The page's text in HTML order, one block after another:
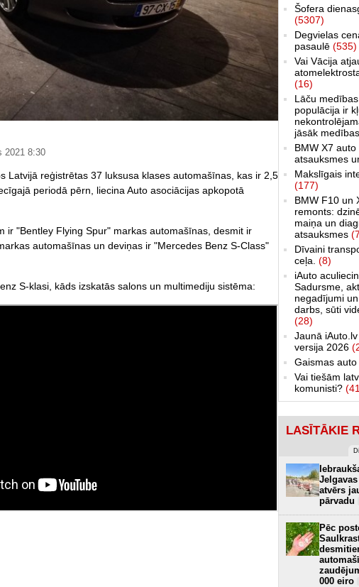
2021 8:30
Latvijā reģistrētas 37 luksusa klases automašīnas, kas ir 2,5
periodā pērn, liecina Auto asociācijas apkopotā
ir "Bentley Flying Spur" markas automašīnas, desmit ir
automašīnas un deviņas ir "Mercedes Benz S-Class"
S-klasi, kāds izskatās salons un multimediju sistēma:
Šofera
(5307)
Degvielas
pasaulē (535)
Vai Vācija
(16)
Lāču
populācija ir
jāsāk
BMW X7 auto
atsauksmes
Makslīgais
(177)
BMW F10 un
remonts:
maiņa un
atsauksmes
Dīvaini
ceļa. (8)
iAuto
Sadursme,
negadījumi
darbs, sūti
(28)
Jaunā
versija 2026
Gaismas auto
Vai tiešām
komunisti?
LASĪTĀKIE
atvērs
pārvadu
Pēc
000 eiro